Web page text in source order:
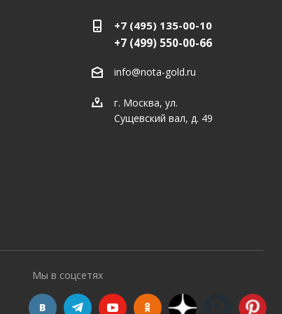
+7 (495) 135-00-10
+7 (499) 550-00-66
info@nota-gold.ru
г. Москва, ул.
Сущевский вал, д. 49
Мы в соцсетях